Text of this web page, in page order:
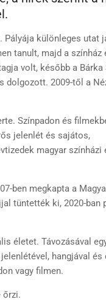
Pályája különleges utat
tanult, majd a színház
volt, később a Bárka
dolgozott. 2009-től a
Színpadon és
jelenlét és sajátos,
magyar színházi
ben megkapta a
tüntették ki, 2020-ban
életet. Távozásával
hangjával és
vagy filmen.
őrzi.